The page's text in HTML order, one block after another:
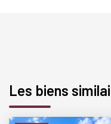
Les biens